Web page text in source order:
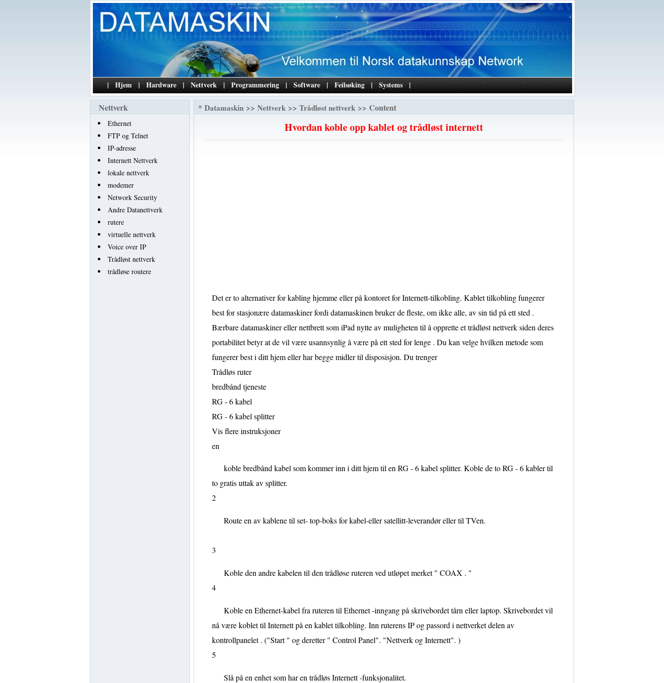
| Hjem | Hardware | Nettverk | Programmering | Software | Feilsøking | Systems |
Nettverk
Ethernet
FTP og Telnet
IP-adresse
Internett Nettverk
lokale nettverk
modemer
Network Security
Andre Datanettverk
rutere
virtuelle nettverk
Voice over IP
Trådløst nettverk
trådløse routere
* Datamaskin >> Nettverk >> Trådløst nettverk >> Content
Hvordan koble opp kablet og trådløst internett
Det er to alternativer for kabling hjemme eller på kontoret for Internett-tilkobling. Kablet tilkobling fungerer
best for stasjonære datamaskiner fordi datamaskinen bruker de fleste, om ikke alle, av sin tid på ett sted .
Bærbare datamaskiner eller nettbrett som iPad nytte av muligheten til å opprette et trådløst nettverk siden deres
portabilitet betyr at de vil være usannsynlig å være på ett sted for lenge . Du kan velge hvilken metode som
fungerer best i ditt hjem eller har begge midler til disposisjon. Du trenger
Trådløs ruter
bredbånd tjeneste
RG - 6 kabel
RG - 6 kabel splitter
Vis flere instruksjoner
en
koble bredbånd kabel som kommer inn i ditt hjem til en RG - 6 kabel splitter. Koble de to RG - 6 kabler til
to gratis uttak av splitter.
2
Route en av kablene til set- top-boks for kabel-eller satellitt-leverandør eller til TVen.
3
Koble den andre kabelen til den trådløse ruteren ved utløpet merket " COAX . "
4
Koble en Ethernet-kabel fra ruteren til Ethernet -inngang på skrivebordet tårn eller laptop. Skrivebordet vil
nå være koblet til Internett på en kablet tilkobling. Inn ruterens IP og passord i nettverket delen av
kontrollpanelet . ("Start " og deretter " Control Panel". "Nettverk og Internett". )
5
Slå på en enhet som har en trådløs Internett -funksjonalitet.